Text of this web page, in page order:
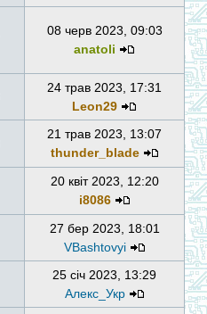
08 черв 2023, 09:03
anatoli
24 трав 2023, 17:31
Leon29
21 трав 2023, 13:07
thunder_blade
20 квіт 2023, 12:20
i8086
27 бер 2023, 18:01
VBashtovyi
25 січ 2023, 13:29
Алекс_Укр